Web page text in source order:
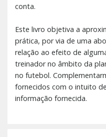
conta.
Este livro objetiva a
prática, por via de uma
relação ao efeito de
treinador no âmbito da
no futebol.
fornecidos com o intuito
informação fornecida.